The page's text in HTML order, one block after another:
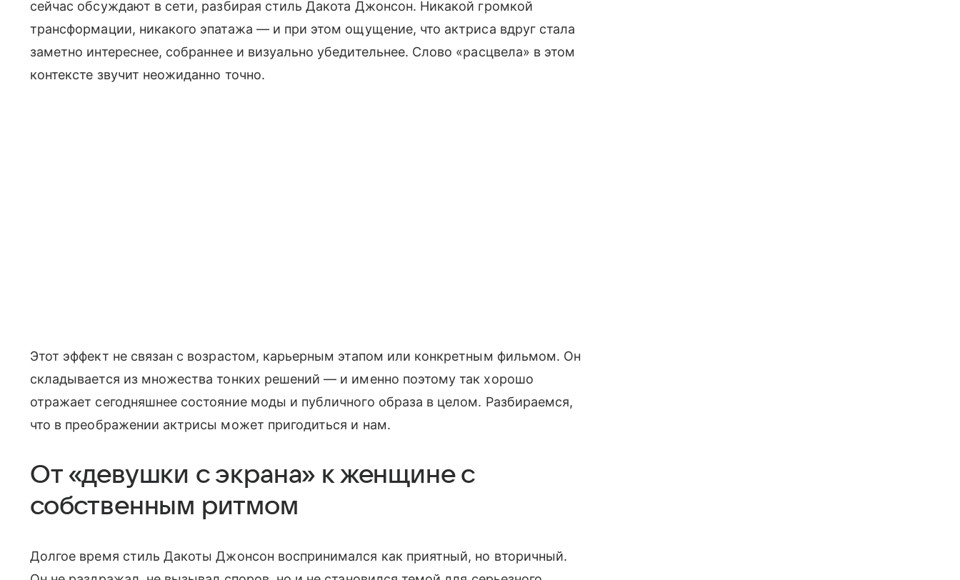
сейчас обсуждают в сети, разбирая стиль Дакота Джонсон. Никакой громкой
трансформации, никакого эпатажа — и при этом ощущение, что актриса вдруг стала
заметно интереснее, собраннее и визуально убедительнее. Слово «расцвела» в этом
контексте звучит неожиданно точно.
Этот эффект не связан с возрастом, карьерным этапом или конкретным фильмом. Он
складывается из множества тонких решений — и именно поэтому так хорошо
отражает сегодняшнее состояние моды и публичного образа в целом. Разбираемся,
что в преображении актрисы может пригодиться и нам.
От «девушки с экрана» к женщине с
собственным ритмом
Долгое время стиль Дакоты Джонсон воспринимался как приятный, но вторичный.